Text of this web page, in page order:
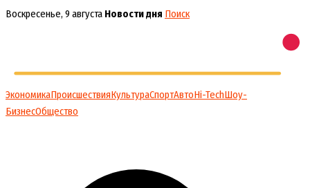
Перейти
Воскресенье, 9 августа Новости дня Поиск
ЭкономикаПроисшествияКультураСпортАвтоHi-TechШоу-
БизнесОбщество